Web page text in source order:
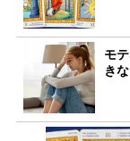
モ
き